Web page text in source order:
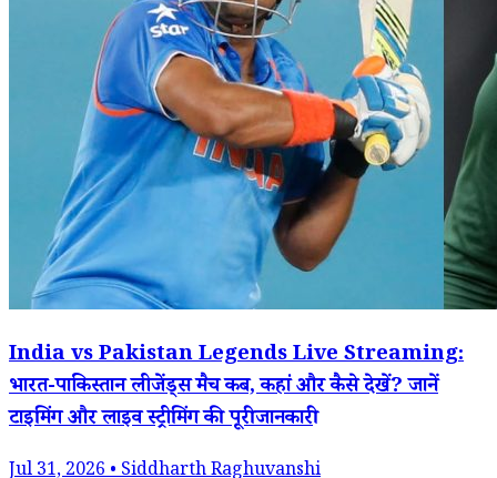
India vs Pakistan Legends Live Streaming:
भारत-पाकिस्तान लीजेंड्स मैच कब, कहां और कैसे देखें? जानें
टाइमिंग और लाइव स्ट्रीमिंग की पूरी जानकारी
Jul 31, 2026 • Siddharth Raghuvanshi